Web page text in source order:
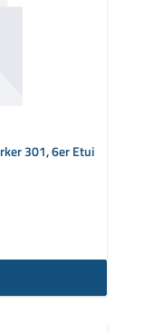
301, 6er Etui